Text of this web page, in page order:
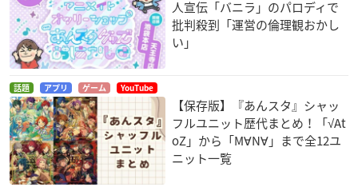
人宣伝「バニラ」のパロディで
批判殺到「運営の倫理観おかし
い」
話題 アプリ ゲーム YouTube
【保存版】『あんスタ』シャッ
フルユニット歴代まとめ！「√At
oZ」から「M∀N∀」まで全12ユ
ニット一覧